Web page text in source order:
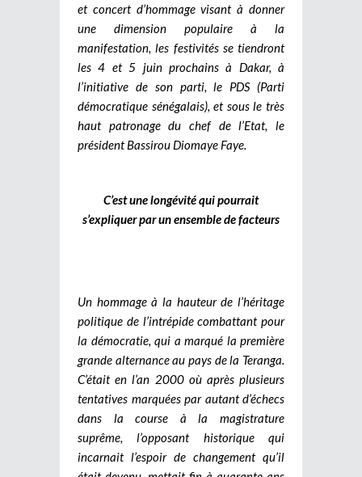
et concert d’hommage visant à donner
une dimension populaire à la
manifestation, les festivités se tiendront
les 4 et 5 juin prochains à Dakar, à
l’initiative de son parti, le PDS (Parti
démocratique sénégalais), et sous le très
haut patronage du chef de l’Etat, le
président Bassirou Diomaye Faye.
C’est une longévité qui pourrait
s’expliquer par un ensemble de facteurs
Un hommage à la hauteur de l’héritage
politique de l’intrépide combattant pour
la démocratie, qui a marqué la première
grande alternance au pays de la Teranga.
C’était en l’an 2000 où après plusieurs
tentatives marquées par autant d’échecs
dans la course à la magistrature
suprême, l’opposant historique qui
incarnait l’espoir de changement qu’il